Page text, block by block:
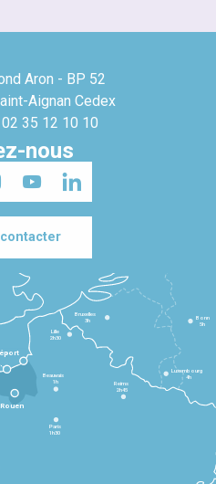
Aron - BP 52
Aignan Cedex
35 12 10 10
nous
Paris
1h30
Beauvais
1h
Reims
2h45
Lille
2h30
Bruxelles
3h
Bonn
5h
Luxembourg
4h
Rouen